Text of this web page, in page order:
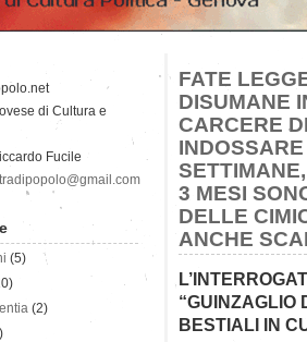
FATE
DISUMANE
CARCERE
3 MESI
DELLE
ANCHE
“GUINZAGLIO
BESTIALI IN
di Cultura e
Fucile
(5)
(2)